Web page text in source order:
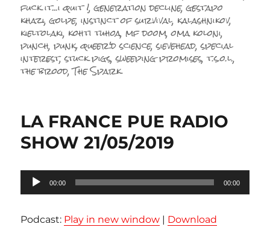
fuck it...i quit !,generation decline,gestapo
khazi,golpe,instinct of survival, kalashnikov,
kieltolaki, kohti tuhoa,mf doom,oma koloni,
punch,punk,queer'd science,sievehead,special
interest,stuck pigs,sweeping promises,t.s.o.l.,
the brood,The Spark
LA FRANCE PUE RADIO
SHOW 21/05/2019
Lecteur
audio
00:00 00:00
Podcast: Play in new window | Download